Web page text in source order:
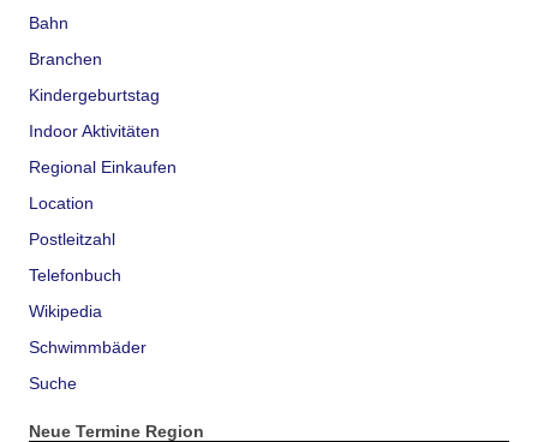
Bahn
Branchen
Kindergeburtstag
Indoor Aktivitäten
Regional Einkaufen
Location
Postleitzahl
Telefonbuch
Wikipedia
Schwimmbäder
Suche
Neue Termine Region